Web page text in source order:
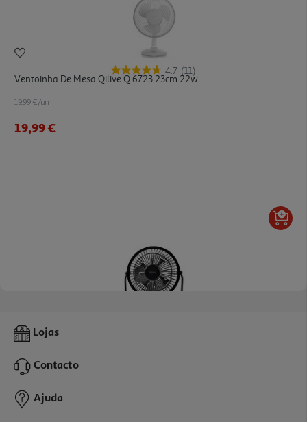
4.7 (11)
Ventoinha De Mesa Qilive Q.6723 23cm 22w
19.99 €/un
19,99 €
Mini Ventoinha De Secretária Em Metal Qilive Q.6999 10cm 3w
Usb
10,99 €
Lojas
Contacto
Ajuda